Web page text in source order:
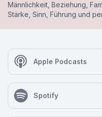
Männlichkeit, Beziehung,
Stärke, Sinn, Führung und
Apple Podcasts
Spotify